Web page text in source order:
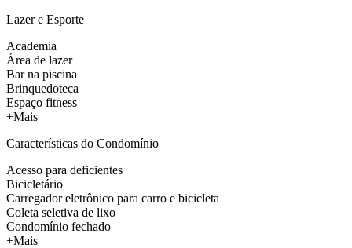
Lazer e Esporte
Academia
Área de lazer
Bar na piscina
Brinquedoteca
Espaço fitness
+Mais
Características do Condomínio
Acesso para deficientes
Bicicletário
Carregador eletrônico para carro e bicicleta
Coleta seletiva de lixo
Condomínio fechado
+Mais